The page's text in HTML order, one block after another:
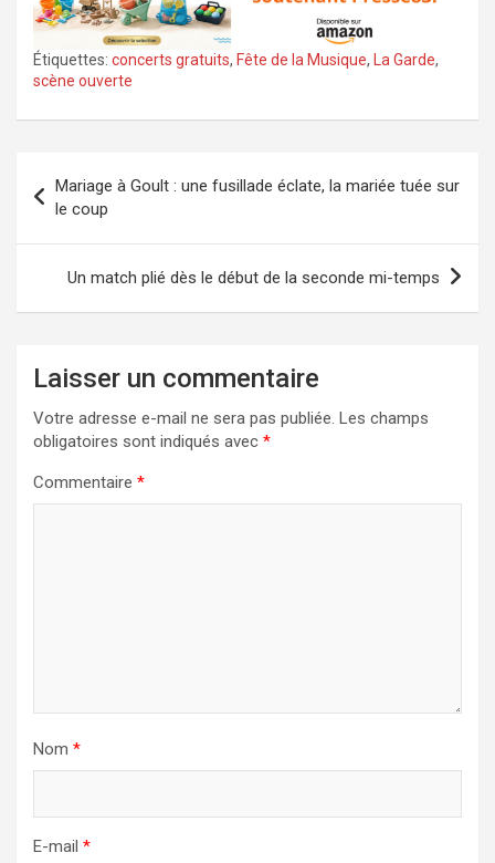
Étiquettes: concerts gratuits, Fête de la Musique, La Garde,
scène ouverte
de
l’article
Mariage à Goult : une fusillade éclate, la mariée tuée sur
le coup
Un match plié dès le début de la seconde mi-temps
Laisser un commentaire
Votre adresse e-mail ne sera pas publiée. Les champs
obligatoires sont indiqués avec *
Commentaire *
Nom *
E-mail *